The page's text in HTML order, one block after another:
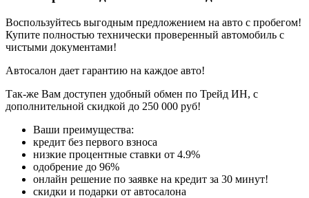
Воспользуйтесь выгодным предложением на авто с пробегом!
Купите полностью технически проверенный автомобиль с
чистыми документами!
Автосалон дает гарантию на каждое авто!
Так-же Вам доступен удобный обмен по Трейд ИН, с
дополнительной скидкой до 250 000 руб!
Ваши преимущества:
кредит без первого взноса
низкие процентные ставки от 4.9%
одобрение до 96%
онлайн решение по заявке на кредит за 30 минут!
скидки и подарки от автосалона